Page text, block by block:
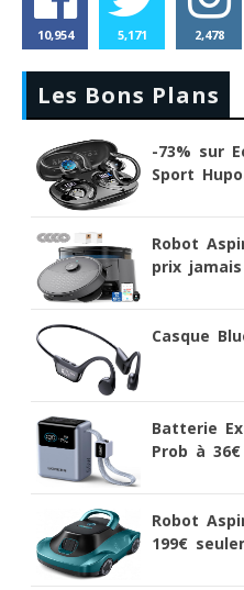
10,954 5,171 2,478
Les Bons Plans
-73% sur
Sport
Robot
prix
Casque
Batterie
Prob à
Robot
199€